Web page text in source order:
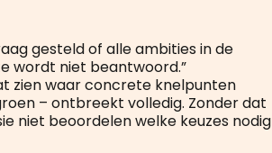
gesteld of alle ambities in de
wordt niet beantwoord.”
zien waar concrete knelpunten
– ontbreekt volledig. Zonder dat
niet beoordelen welke keuzes nodig